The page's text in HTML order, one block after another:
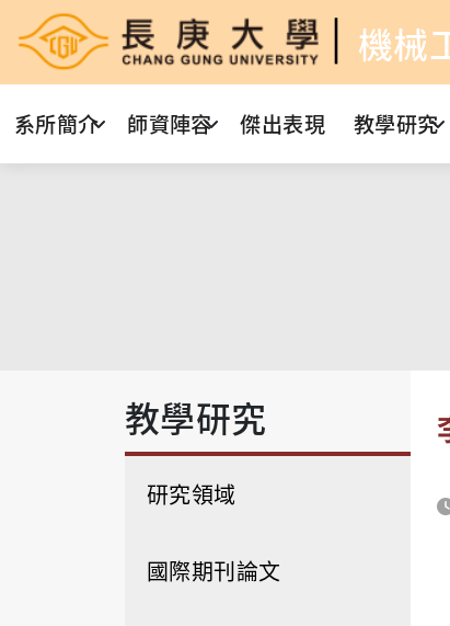
機械
系所簡介 師資陣容 傑出表現 教學研究
教學研究
研究領域
國際期刊論文